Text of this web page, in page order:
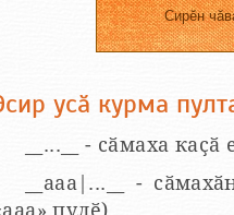
Сирӗн
усӑ курма
__...__ - сӑмаха
__aaa|...__ -
пулӗ).